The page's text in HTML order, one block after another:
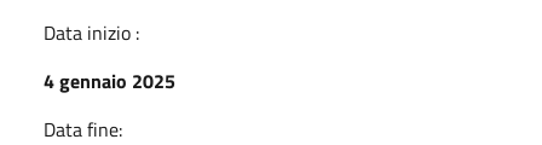
Data inizio :
4 gennaio 2025
Data fine: